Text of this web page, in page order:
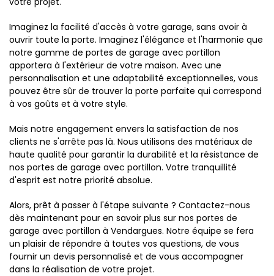
Imaginez la facilité d'accès à votre garage, sans avoir à
ouvrir toute la porte. Imaginez l'élégance et l'harmonie que
notre gamme de portes de garage avec portillon
apportera à l'extérieur de votre maison. Avec une
personnalisation et une adaptabilité exceptionnelles, vous
pouvez être sûr de trouver la porte parfaite qui correspond
à vos goûts et à votre style.
Mais notre engagement envers la satisfaction de nos
clients ne s'arrête pas là. Nous utilisons des matériaux de
haute qualité pour garantir la durabilité et la résistance de
nos portes de garage avec portillon. Votre tranquillité
d'esprit est notre priorité absolue.
Alors, prêt à passer à l'étape suivante ? Contactez-nous
dès maintenant pour en savoir plus sur nos portes de
garage avec portillon à Vendargues. Notre équipe se fera
un plaisir de répondre à toutes vos questions, de vous
fournir un devis personnalisé et de vous accompagner
dans la réalisation de votre projet.